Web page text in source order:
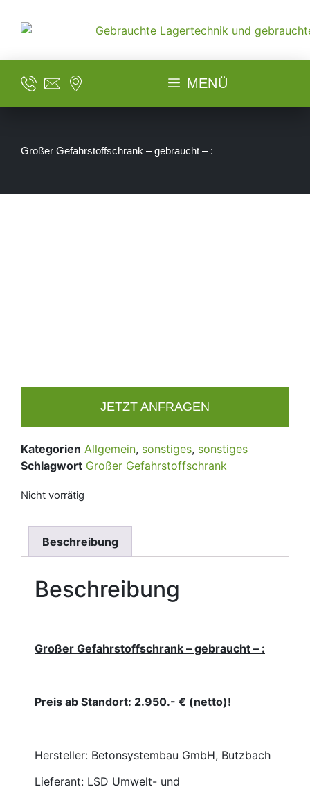
MENÜ
Großer Gefahrstoffschrank – gebraucht – :
JETZT ANFRAGEN
Kategorien Allgemein, sonstiges, sonstiges
Schlagwort Großer Gefahrstoffschrank
Nicht vorrätig
Beschreibung
Beschreibung
Großer Gefahrstoffschrank – gebraucht – :
Preis ab Standort: 2.950.- € (netto)!
Hersteller: Betonsystembau GmbH, Butzbach
Lieferant: LSD Umwelt- und